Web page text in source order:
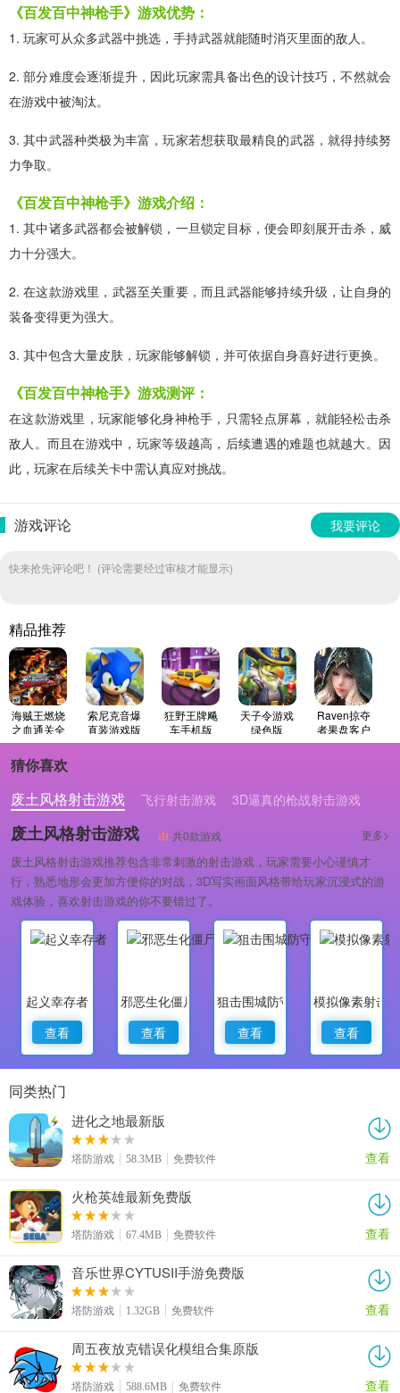
《百发百中神枪手》游戏优势：
1. 玩家可从众多武器中挑选，手持武器就能随时消灭里面的敌人。
2. 部分难度会逐渐提升，因此玩家需具备出色的设计技巧，不然就会
在游戏中被淘汰。
3. 其中武器种类极为丰富，玩家若想获取最精良的武器，就得持续努
力争取。
《百发百中神枪手》游戏介绍：
1. 其中诸多武器都会被解锁，一旦锁定目标，便会即刻展开击杀，威
力十分强大。
2. 在这款游戏里，武器至关重要，而且武器能够持续升级，让自身的
装备变得更为强大。
3. 其中包含大量皮肤，玩家能够解锁，并可依据自身喜好进行更换。
《百发百中神枪手》游戏测评：
在这款游戏里，玩家能够化身神枪手，只需轻点屏幕，就能轻松击杀
敌人。而且在游戏中，玩家等级越高，后续遭遇的难题也就越大。因
此，玩家在后续关卡中需认真应对挑战。
游戏评论 我要评论
快来抢先评论吧！ (评论需要经过审核才能显示)
精品推荐
海贼王燃烧
之血通关全
人物存档免
费原版
索尼克音爆
直装游戏版
狂野王牌飚
车手机版
天子令游戏
绿色版
Raven掠夺
者果盘客户
端游戏无广
猜你喜欢
废土风格射击游戏
飞行射击游戏 3D逼真的枪战射击游戏
废土风格射击游戏 共0款游戏 更多>
废土风格射击游戏推荐包含非常刺激的射击游戏，玩家需要小心谨慎才
行，熟悉地形会更加方便你的对战，3D写实画面风格带给玩家沉浸式的游
戏体验，喜欢射击游戏的你不要错过了。
起义幸存者
查看
邪恶生化僵尸2
查看
狙击围城防守与摧毁
查看
模拟像素射击
查看
同类热门
进化之地最新版
塔防游戏 58.3MB 免费软件 查看
火枪英雄最新免费版
塔防游戏 67.4MB 免费软件 查看
音乐世界CYTUSII手游免费版
塔防游戏 1.32GB 免费软件 查看
周五夜放克错误化模组合集原版
塔防游戏 588.6MB 免费软件 查看